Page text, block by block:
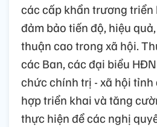
các cấp khẩn trương
đảm bảo tiến độ, hiệu
thuận cao trong xã hội.
các Ban, các đại biểu
chức chính trị - xã hội tỉnh
hợp triển khai và tăng
thực hiện để các nghị